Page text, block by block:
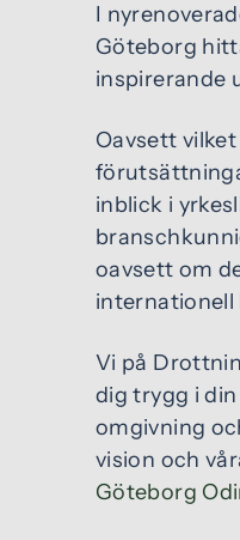
I
Göteborg
inspirerande
Oavsett
inblick i
oavsett om
internationell
Vi på
dig trygg i
omgivning
vision och
Göteborg